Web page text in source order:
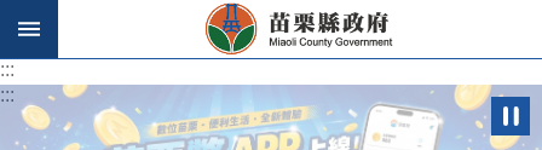
跳到主要內容區塊
:::
:::